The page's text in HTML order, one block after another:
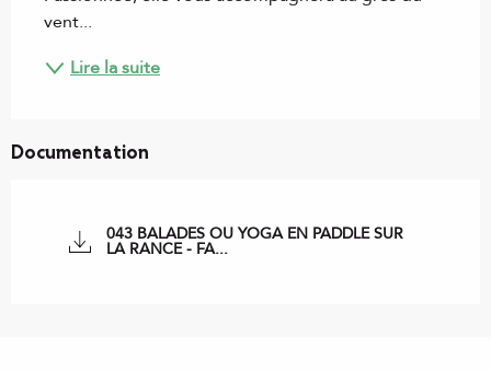
vent...
Lire la suite
Documentation
043 BALADES OU YOGA EN PADDLE SUR
LA RANCE - FA...